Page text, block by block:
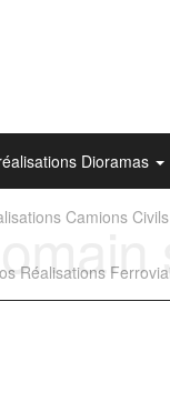
Dioramas
Camions Civils
Réalisations